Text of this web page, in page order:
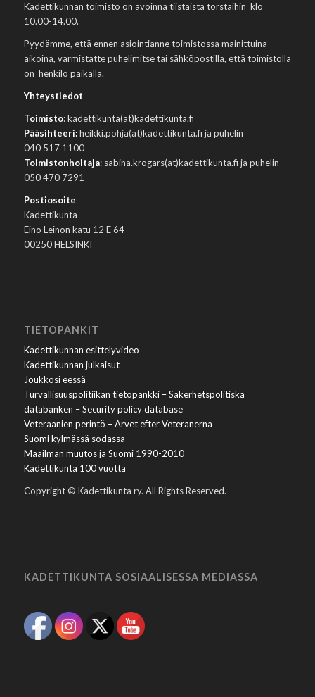
Kadettikunnan toimisto on avoinna tiistaista torstaihin klo
10.00-14.00.
Pyydämme, että ennen asiointianne toimistossa mainittuina
aikoina, varmistatte puhelimitse tai sähköpostilla, että toimistolla
on henkilö paikalla.
Yhteystiedot
Toimisto: kadettikunta(at)kadettikunta.fi
Pääsihteeri:heikki.pohja(at)kadettikunta.fi ja puhelin
040 517 1100
Toimistonhoitaja: sabina.krogars(at)kadettikunta.fi ja puhelin
050 470 7291
Postiosoite
Kadettikunta
Eino Leinon katu 12 E 64
00250 HELSINKI
TIETOPANKIT
Kadettikunnan esittelyvideo
Kadettikunnan julkaisut
Joukkosi eessä
Turvallisuuspolitiikan tietopankki – Säkerhetspolitiska
databanken – Security policy database
Veteraanien perintö – Arvet efter Veteranerna
Suomi kylmässä sodassa
Maailman muutos ja Suomi 1990-2010
Kadettikunta 100 vuotta
Copyright © Kadettikunta ry. All Rights Reserved.
KADETTIKUNTA SOSIAALISESSA MEDIASSA